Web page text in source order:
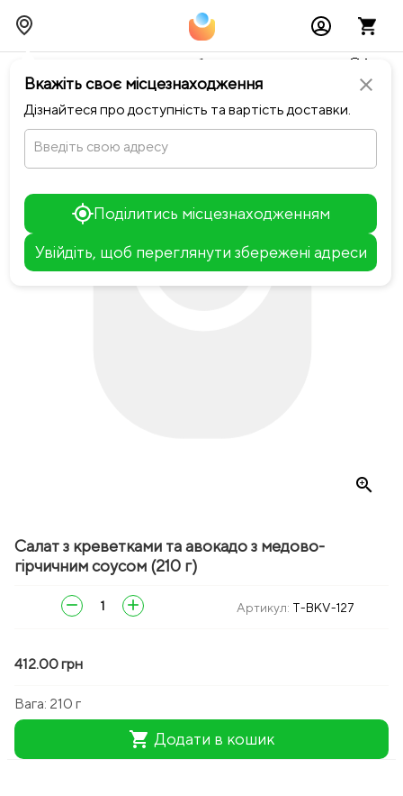
close
Вкажіть своє місцезнаходження
Дізнайтеся про доступність та вартість доставки.
Введіть свою адресу
Поділитись місцезнаходженням
Увійдіть, щоб переглянути збережені адреси
Тимчасово можливі перебої із онлайн оплатами🥺🔧
chevron_leftПовернутися до Байків
zoom_in
Салат з креветками та авокадо з медово-
гірчичним соусом (210 г)
remove add Артикул: T-BKV-127
412.00 грн
Вага: 210 г
shopping_cart Додати в кошик